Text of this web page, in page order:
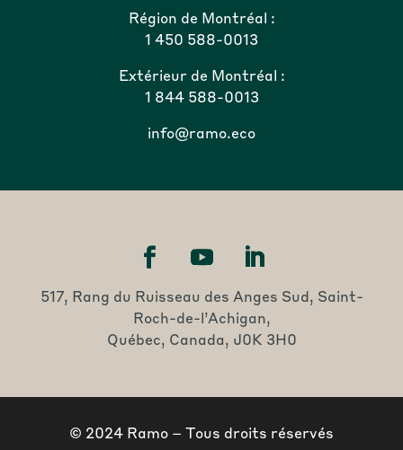
Région de Montréal :
1 450 588-0013
Extérieur de Montréal :
1 844 588-0013
info@ramo.eco
517, Rang du Ruisseau des Anges Sud, Saint-
Roch-de-l’Achigan,
Québec, Canada, J0K 3H0
© 2024 Ramo – Tous droits réservés